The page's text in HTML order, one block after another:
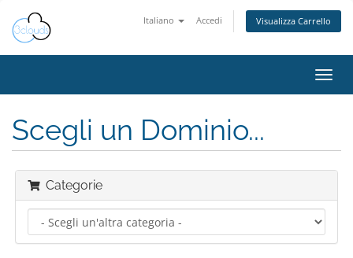
Italiano Accedi Visualizza Carrello
Attiva
Scegli un Dominio...
Categorie